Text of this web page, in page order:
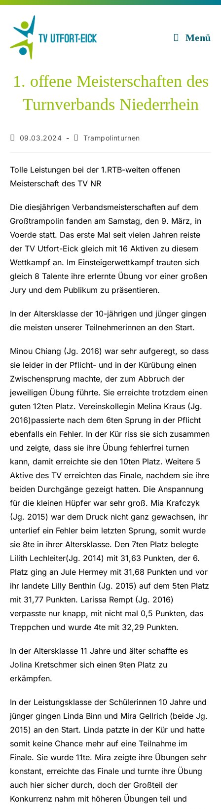
Zum
springen
Menü
1. offene Meisterschaften des
Turnverbands Niederrhein
Beitrag
09.03.2024
Beitrags-
Trampolinturnen
Tolle Leistungen bei der 1.RTB-weiten offenen
Meisterschaft des TV NR
Die diesjährigen Verbandsmeisterschaften auf dem
Großtrampolin fanden am Samstag, den 9. März, in
Voerde statt. Das erste Mal seit vielen Jahren reiste
der TV Utfort-Eick gleich mit 16 Aktiven zu diesem
Wettkampf an. Im Einsteigerwettkampf trauten sich
gleich 8 Talente ihre erlernte Übung vor einer großen
Jury und dem Publikum zu präsentieren.
In der Altersklasse der 10-jährigen und jünger gingen
die meisten unserer Teilnehmerinnen an den Start.
Minou Chiang (Jg. 2016) war sehr aufgeregt, so dass
sie leider in der Pflicht- und in der Kürübung einen
Zwischensprung machte, der zum Abbruch der
jeweiligen Übung führte. Sie erreichte trotzdem einen
guten 12ten Platz. Vereinskollegin Melina Kraus (Jg.
2016)passierte nach dem 6ten Sprung in der Pflicht
ebenfalls ein Fehler. In der Kür riss sie sich zusammen
und zeigte, dass sie ihre Übung fehlerfrei turnen
kann, damit erreichte sie den 10ten Platz. Weitere 5
Aktive des TV erreichten das Finale, nachdem sie ihre
beiden Durchgänge gezeigt hatten. Die Anspannung
für die kleinen Hüpfer war sehr groß. Mia Krafczyk
(Jg. 2015) war dem Druck nicht ganz gewachsen, ihr
unterlief ein Fehler beim letzten Sprung, somit wurde
sie 8te in ihrer Altersklasse. Den 7ten Platz belegte
Lilith Lechleiter(Jg. 2014) mit 31,63 Punkten, der 6.
Platz ging an Jule Hermey mit 31,68 Punkten und vor
ihr landete Lilly Benthin (Jg. 2015) auf dem 5ten Platz
mit 31,77 Punkten. Larissa Rempt (Jg. 2016)
verpasste nur knapp, mit nicht mal 0,5 Punkten, das
Treppchen und wurde 4te mit 32,29 Punkten.
In der Altersklasse 11 Jahre und älter schaffte es
Jolina Kretschmer sich einen 9ten Platz zu
erkämpfen.
In der Leistungsklasse der Schülerinnen 10 Jahre und
jünger gingen Linda Binn und Mira Gellrich (beide Jg.
2015) an den Start. Linda patzte in der Kür und hatte
somit keine Chance mehr auf eine Teilnahme im
Finale. Sie wurde 11te. Mira zeigte ihre Übungen sehr
konstant, erreichte das Finale und turnte ihre Übung
auch hier sicher durch, doch der Großteil der
Konkurrenz nahm mit höheren Übungen teil und